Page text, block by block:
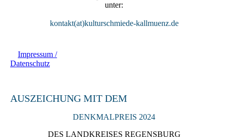
unter:
kontakt(at)kulturschmiede-kallmuenz.de
Impressum /
Datenschutz
AUSZEICHUNG MIT DEM
DENKMALPREIS 2024
DES LANDKREISES REGENSBURG